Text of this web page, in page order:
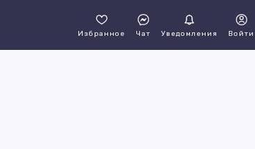
Избранное Чат Уведомления Войти